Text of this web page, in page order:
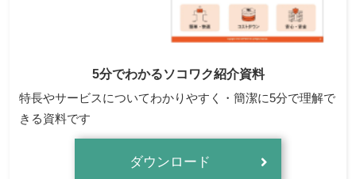
5分でわかるソコワク紹介資料
特長やサービスについてわかりやすく・簡潔に5分で理解で
きる資料です
ダウンロード